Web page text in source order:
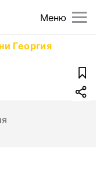
Меню
Георгия